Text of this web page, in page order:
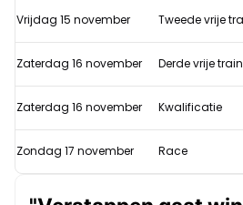
starttijden
trainingen
en
kwalificatie
Brazilië
Vrijdag 15 november Tweede vrije
Zaterdag 16 november Derde vrije
Zaterdag 16 november Kwalificatie
Zondag 17 november Race